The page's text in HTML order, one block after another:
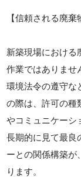
【信頼される廃棄
新築現場における
作業ではありませ
環境法令の遵守な
の際は、許可の種
やコミュニケーシ
長期的に見て最良
ーとの関係構築が
ります。